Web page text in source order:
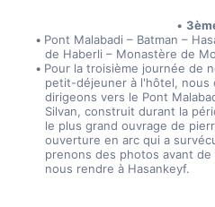
Pont Malabadi – Batman –
de Haberli – Monastère de
Pour la troisième journée de
petit-déjeuner à l'hôtel,
dirigeons vers le Pont
Silvan, construit durant la
le plus grand ouvrage de
ouverture en arc qui a
prenons des photos avant de
nous rendre à Hasankeyf.